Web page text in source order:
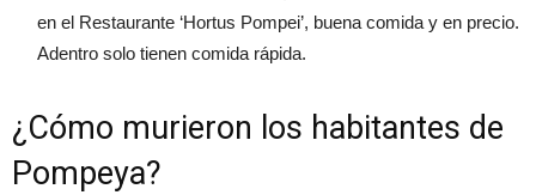
en el Restaurante ‘Hortus Pompei’, buena comida y en precio.
Adentro solo tienen comida rápida.
¿Cómo murieron los habitantes de
Pompeya?